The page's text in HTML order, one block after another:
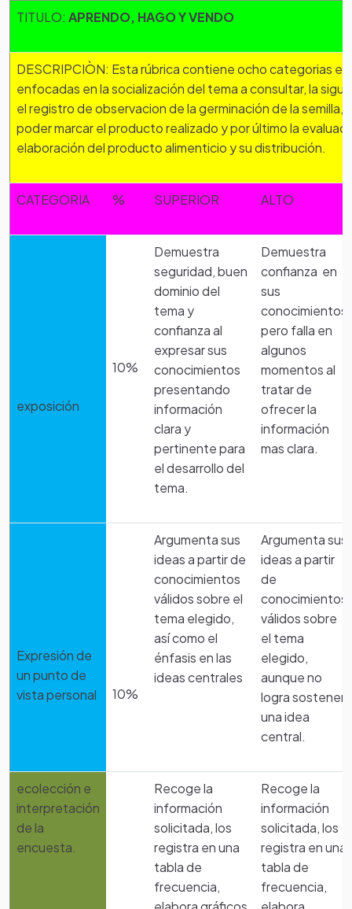
refrigerador, otro se encarga de empacarlo y otro
estudiante le coloca la etiqueta.
Realizan la promoción y venta del producto.
Se escoge dos madres de familia, un estudiante por
salón para que sean los veedores de la contabilidad
por la venta del producto y pensar en el sitio para la
salida pedagógica.
TITULO: APRENDO, HAGO Y VENDO
DESCRIPCIÒN: Esta rúbrica contiene ocho categorias
enfocadas en la socialización del tema a consultar, la
el registro de observacion de la germinación de la
poder marcar el producto realizado y por último la
elaboración del producto alimenticio y su distribución.
CATEGORIA % SUPERIOR ALTO
exposición
10%
Demuestra
seguridad, buen
dominio del
tema y
confianza al
expresar sus
conocimientos
presentando
información
clara y
pertinente para
el desarrollo del
tema.
Demuestra
confianza en
sus
conocimientos
pero falla en
algunos
momentos al
tratar de
ofrecer la
información
mas clara.
Expresión de
un punto de
vista personal
10%
Argumenta sus
ideas a partir de
conocimientos
válidos sobre el
tema elegido,
así como el
énfasis en las
ideas centrales
Argumenta sus
ideas a partir
de
conocimientos
válidos sobre
el tema
elegido,
aunque no
logra sostener
una idea
central.
ecolección e
interpretación
de la
encuesta.
Recoge la
información
solicitada, los
registra en una
tabla de
frecuencia,
Recoge la
información
solicitada, los
registra en una
tabla de
frecuencia,